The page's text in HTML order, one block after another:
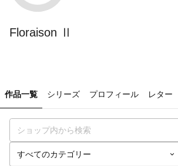
Floraison Ⅱ
作品一覧 シリーズ プロフィール レター